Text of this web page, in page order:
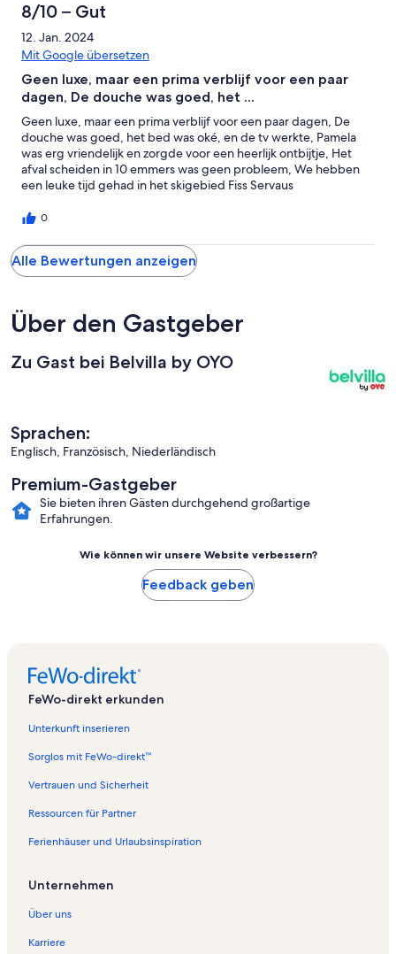
8/10 – Gut
12. Jan. 2024
Mit Google übersetzen
Geen luxe, maar een prima verblijf voor een paar
dagen, De douche was goed, het ...
Geen luxe, maar een prima verblijf voor een paar dagen, De
douche was goed, het bed was oké, en de tv werkte, Pamela
was erg vriendelijk en zorgde voor een heerlijk ontbijtje, Het
afval scheiden in 10 emmers was geen probleem, We hebben
een leuke tijd gehad in het skigebied Fiss Servaus
0
Alle Bewertungen anzeigen
Über den Gastgeber
Zu Gast bei Belvilla by OYO
Sprachen:
Englisch, Französisch, Niederländisch
Premium-Gastgeber
Sie bieten ihren Gästen durchgehend großartige
Erfahrungen.
Wie können wir unsere Website verbessern?
Feedback geben
FeWo-direkt erkunden
Unterkunft inserieren
Sorglos mit FeWo-direkt™
Vertrauen und Sicherheit
Ressourcen für Partner
Ferienhäuser und Urlaubsinspiration
Unternehmen
Über uns
Karriere